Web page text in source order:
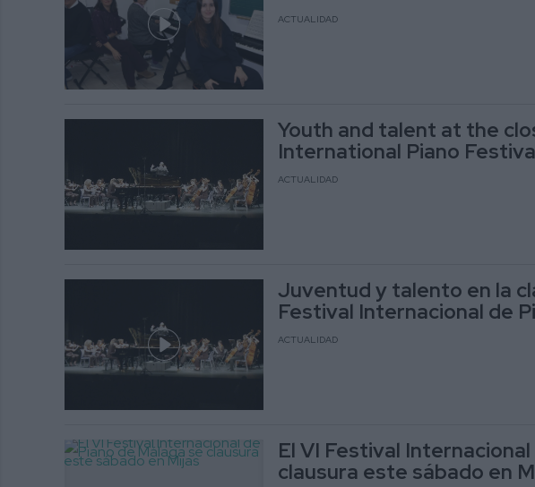
ACTUALIDAD
Youth and talent at the
International Piano
ACTUALIDAD
Juventud y talento en la
Festival Internacional de
ACTUALIDAD
El VI Festival
clausura este sábado en